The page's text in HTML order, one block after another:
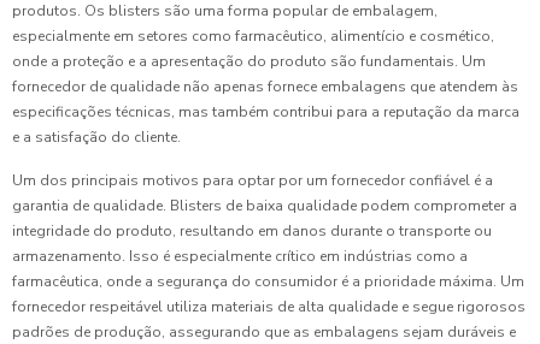
produtos. Os blisters são uma forma popular de embalagem,
especialmente em setores como farmacêutico, alimentício e cosmético,
onde a proteção e a apresentação do produto são fundamentais. Um
fornecedor de qualidade não apenas fornece embalagens que atendem às
especificações técnicas, mas também contribui para a reputação da marca
e a satisfação do cliente.
Um dos principais motivos para optar por um fornecedor confiável é a
garantia de qualidade. Blisters de baixa qualidade podem comprometer a
integridade do produto, resultando em danos durante o transporte ou
armazenamento. Isso é especialmente crítico em indústrias como a
farmacêutica, onde a segurança do consumidor é a prioridade máxima. Um
fornecedor respeitável utiliza materiais de alta qualidade e segue rigorosos
padrões de produção, assegurando que as embalagens sejam duráveis e